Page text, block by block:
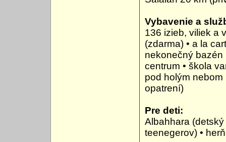
Vybavenie a
136 izieb, viliek a
(zdarma) • a la
nekonečný bazén
centrum • škola
pod holým
opatrení)
Pre deti:
Albahhara
teenegerov) •